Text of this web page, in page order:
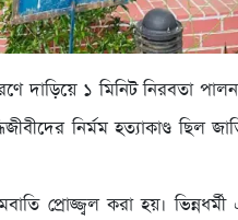
দাড়িয়ে ১ মিনিট নিরবতা
নির্মম হত্যাকাণ্ড
প্রোজ্জ্বল করা হয়।